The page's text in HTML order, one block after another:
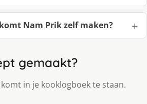
Nam Prik zelf maken?
gemaakt?
in je kooklogboek te staan.